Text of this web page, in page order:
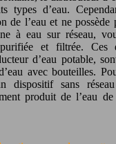
types d’eau.
de l’eau et ne possède
à eau sur réseau,
et filtrée. Ces
d’eau potable,
avec bouteilles.
dispositif sans
produit de l’eau de